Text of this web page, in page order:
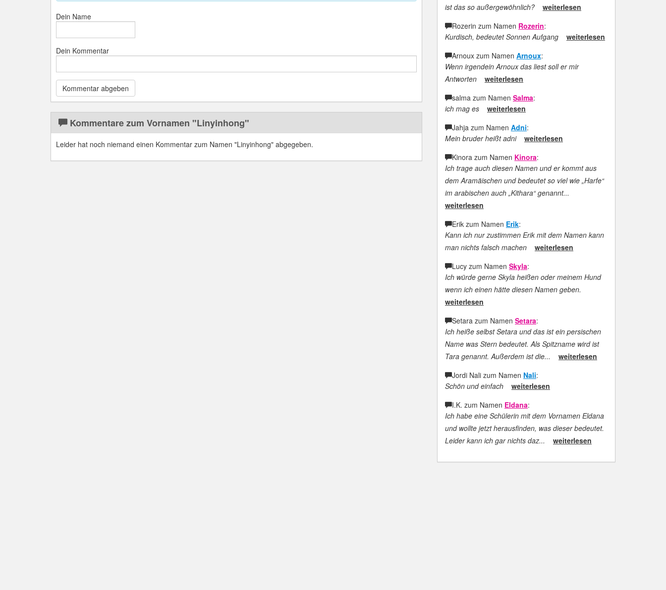
Dein Name
Dein Kommentar
Kommentare zum Vornamen "Linyinhong"
Leider hat noch niemand einen Kommentar zum Namen "Linyinhong" abgegeben.
ist das so außergewöhnlich?
weiterlesen
Rozerin zum Namen Rozerin:
Kurdisch, bedeutet Sonnen Aufgang
weiterlesen
Arnoux zum Namen Arnoux:
Wenn irgendein Arnoux das liest soll er mir
Antworten
weiterlesen
salma zum Namen Salma:
ich mag es
weiterlesen
Jahja zum Namen Adni:
Mein bruder heißt adni
weiterlesen
Kinora zum Namen Kinora:
Ich trage auch diesen Namen und er kommt aus
dem Aramäischen und bedeutet so viel wie „Harfe“
im arabischen auch „Kithara“ genannt...
weiterlesen
Erik zum Namen Erik:
Kann ich nur zustimmen Erik mit dem Namen kann
man nichts falsch machen
weiterlesen
Lucy zum Namen Skyla:
Ich würde gerne Skyla heißen oder meinem Hund
wenn ich einen hätte diesen Namen geben.
weiterlesen
Setara zum Namen Setara:
Ich heiße selbst Setara und das ist ein persischen
Name was Stern bedeutet. Als Spitzname wird ist
Tara genannt. Außerdem ist die...
weiterlesen
Jordi Nali zum Namen Nali:
Schön und einfach
weiterlesen
I.K. zum Namen Eldana:
Ich habe eine Schülerin mit dem Vornamen Eldana
und wollte jetzt herausfinden, was dieser bedeutet.
Leider kann ich gar nichts daz...
weiterlesen